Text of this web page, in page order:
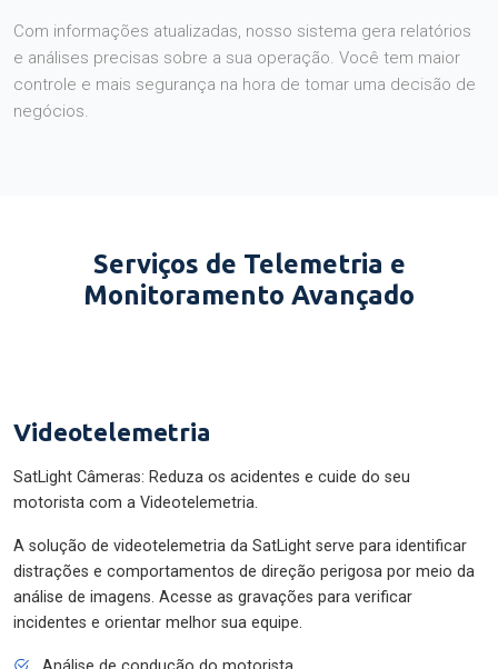
Com informações atualizadas, nosso sistema gera relatórios
e análises precisas sobre a sua operação. Você tem maior
controle e mais segurança na hora de tomar uma decisão de
negócios.
Serviços de Telemetria e
Monitoramento Avançado
Videotelemetria
SatLight Câmeras: Reduza os acidentes e cuide do seu
motorista com a Videotelemetria.
A solução de videotelemetria da SatLight serve para identificar
distrações e comportamentos de direção perigosa por meio da
análise de imagens. Acesse as gravações para verificar
incidentes e orientar melhor sua equipe.